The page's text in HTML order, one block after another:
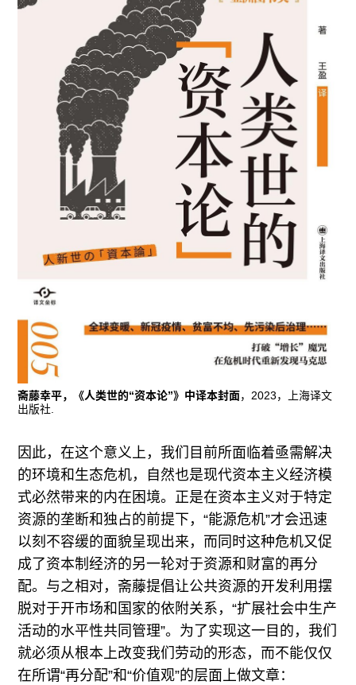
斋藤幸平，《人类世的“资本论”》中译本封面，2023，上海译文
出版社.
因此，在这个意义上，我们目前所面临着亟需解决
的环境和生态危机，自然也是现代资本主义经济模
式必然带来的内在困境。正是在资本主义对于特定
资源的垄断和独占的前提下，“能源危机”才会迅速
以刻不容缓的面貌呈现出来，而同时这种危机又促
成了资本制经济的另一轮对于资源和财富的再分
配。与之相对，斋藤提倡让公共资源的开发利用摆
脱对于开市场和国家的依附关系，“扩展社会中生产
活动的水平性共同管理”。为了实现这一目的，我们
就必须从根本上改变我们劳动的形态，而不能仅仅
在所谓“再分配”和“价值观”的层面上做文章：